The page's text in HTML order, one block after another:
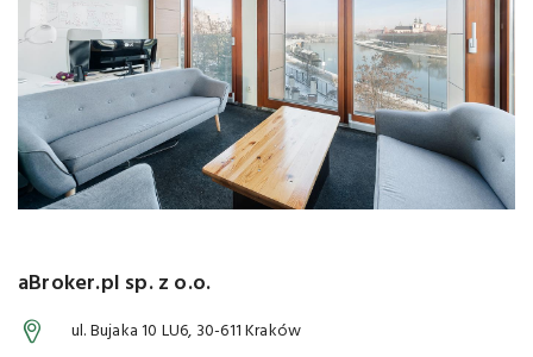
aBroker.pl sp. z o.o.
ul. Bujaka 10 LU6, 30-611 Kraków